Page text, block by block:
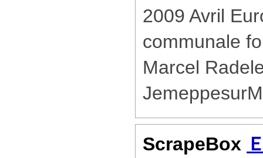
2009 Avril
communale
Marcel
ScrapeBox